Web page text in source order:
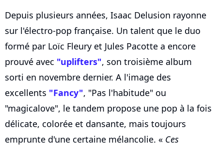
Depuis plusieurs années, Isaac Delusion rayonne
sur l'électro-pop française. Un talent que le duo
formé par Loïc Fleury et Jules Pacotte a encore
prouvé avec "uplifters", son troisième album
sorti en novembre dernier. A l'image des
excellents "Fancy", "Pas l'habitude" ou
"magicalove", le tandem propose une pop à la fois
délicate, colorée et dansante, mais toujours
emprunte d'une certaine mélancolie. « Ces